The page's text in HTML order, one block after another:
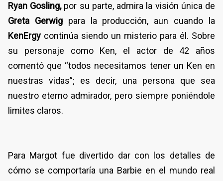
Ryan Gosling,por su parte, admira la visión única de
Greta Gerwigpara la producción, aun cuando la
KenErgy continúa siendo un misterio para él. Sobre
su personaje como Ken, el actor de 42 años
comentó que “todos necesitamos tener un Ken en
nuestras vidas”; es decir, una persona que sea
nuestro eterno admirador, pero siempre poniéndole
limites claros.
Para Margot fue divertido dar con los detalles de
cómo se comportaría una Barbie en el mundo real